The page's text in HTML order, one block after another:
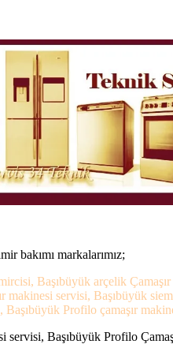
bakımı markalarımız;
Başıbüyük arçelik
makinesi servisi, Başıbüyük
Başıbüyük Profilo çamaşır
servisi, Başıbüyük Profilo